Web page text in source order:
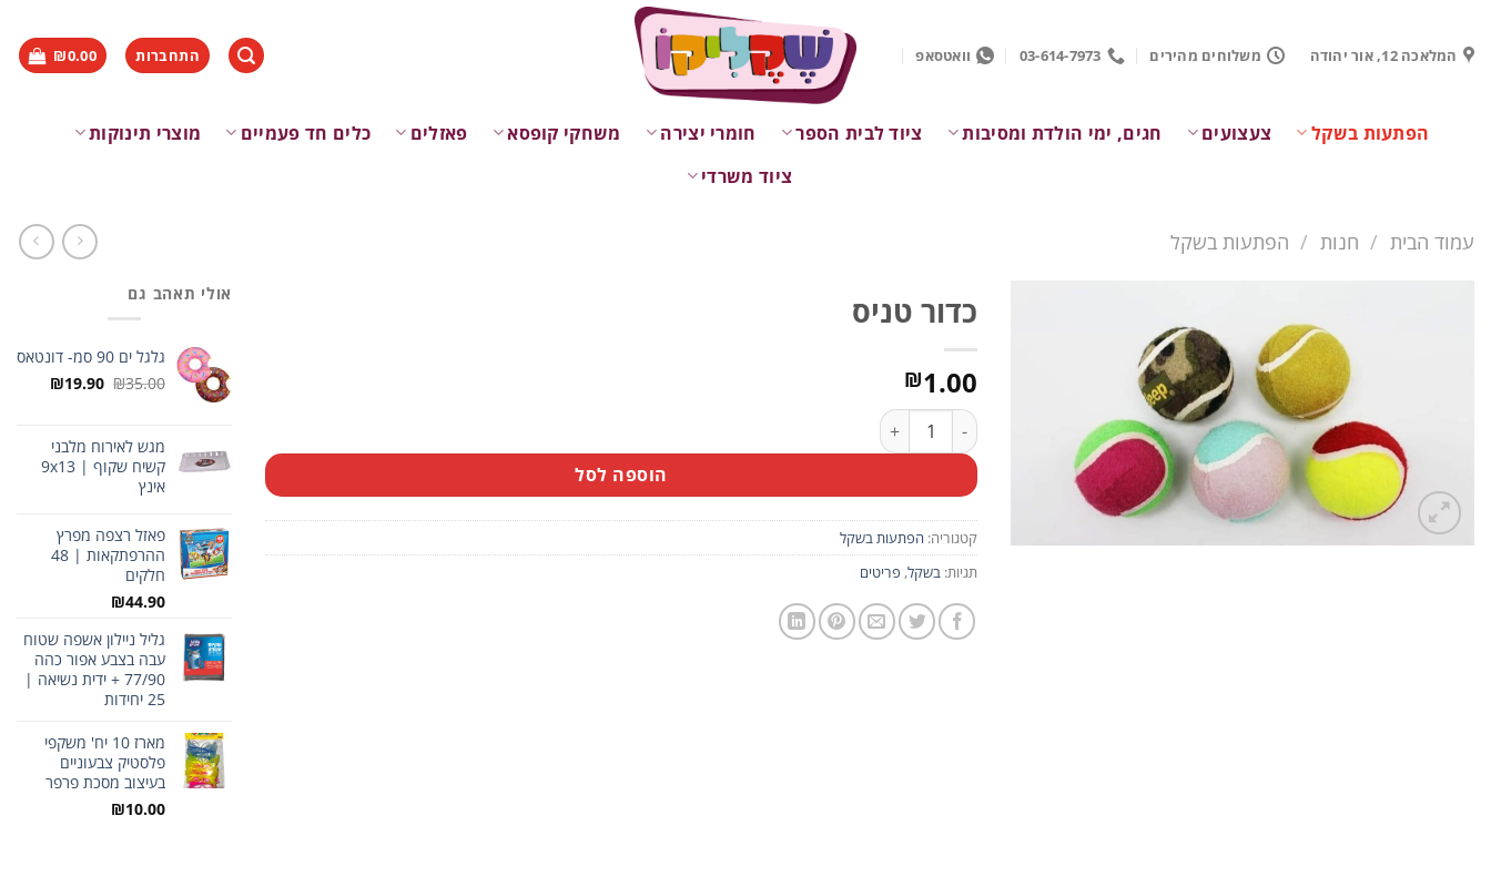
contentהמלאכה 12, אור יהודה משלוחים מהירים 03-614-7973 וואטסאפ התחברות ₪0.00
הפתעות בשקל צעצועים חגים, ימי הולדת ומסיבות ציוד לבית הספר חומרי יצירה משחקי קופסא פאזלים כלים חד פעמיים
מוצרי תינוקות
ציוד משרדי
עמוד הבית / חנות / הפתעות בשקל
כדור טניס
₪1.00
כמות של כדור טניס
הוספה לסל
קטגוריה: הפתעות בשקל
תגיות: בשקל, פריטים
אולי תאהב גם
גלגל ים 90 סמ- דונטאס
₪35.00
המחיר
₪35.00.
₪19.90
מגש לאירוח מלבני
קשיח שקוף | 9x13
אינץ
פאזל רצפה מפרץ
ההרפתקאות | 48
חלקים
₪44.90
גליל ניילון אשפה שטוח
עבה בצבע אפור כהה
77/90 + ידית נשיאה |
25 יחידות
מארז 10 יח' משקפי
פלסטיק צבעוניים
בעיצוב מסכת פרפר
₪10.00